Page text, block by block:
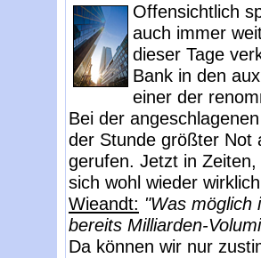
Offensichtlich
auch immer
dieser Tage
Bank in den
einer der
Bei der
der Stunde größter Not
gerufen. Jetzt in
sich wohl wieder
Wieandt: "Was
bereits Milliarden-
Da können wir nur